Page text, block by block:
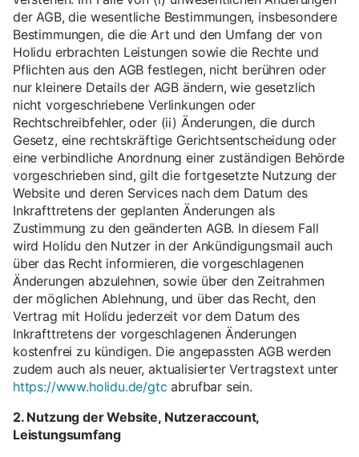
der AGB, die wesentliche Bestimmungen, insbesondere
Bestimmungen, die die Art und den Umfang der von
Holidu erbrachten Leistungen sowie die Rechte und
Pflichten aus den AGB festlegen, nicht berühren oder
nur kleinere Details der AGB ändern, wie gesetzlich
nicht vorgeschriebene Verlinkungen oder
Rechtschreibfehler, oder (ii) Änderungen, die durch
Gesetz, eine rechtskräftige Gerichtsentscheidung oder
eine verbindliche Anordnung einer zuständigen Behörde
vorgeschrieben sind, gilt die fortgesetzte Nutzung der
Website und deren Services nach dem Datum des
Inkrafttretens der geplanten Änderungen als
Zustimmung zu den geänderten AGB. In diesem Fall
wird Holidu den Nutzer in der Ankündigungsmail auch
über das Recht informieren, die vorgeschlagenen
Änderungen abzulehnen, sowie über den Zeitrahmen
der möglichen Ablehnung, und über das Recht, den
Vertrag mit Holidu jederzeit vor dem Datum des
Inkrafttretens der vorgeschlagenen Änderungen
kostenfrei zu kündigen. Die angepassten AGB werden
zudem auch als neuer, aktualisierter Vertragstext unter
https://www.holidu.de/gtc abrufbar sein.
2. Nutzung der Website, Nutzeraccount,
Leistungsumfang